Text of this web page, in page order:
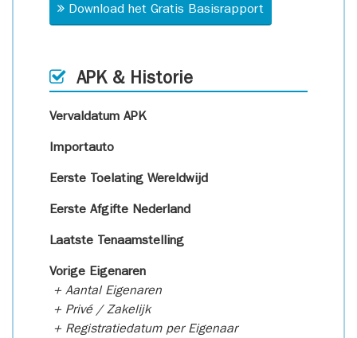
Download het Gratis Basisrapport
APK & Historie
Vervaldatum APK
Importauto
Eerste Toelating Wereldwijd
Eerste Afgifte Nederland
Laatste Tenaamstelling
Vorige Eigenaren
+ Aantal Eigenaren
+ Privé / Zakelijk
+ Registratiedatum per Eigenaar